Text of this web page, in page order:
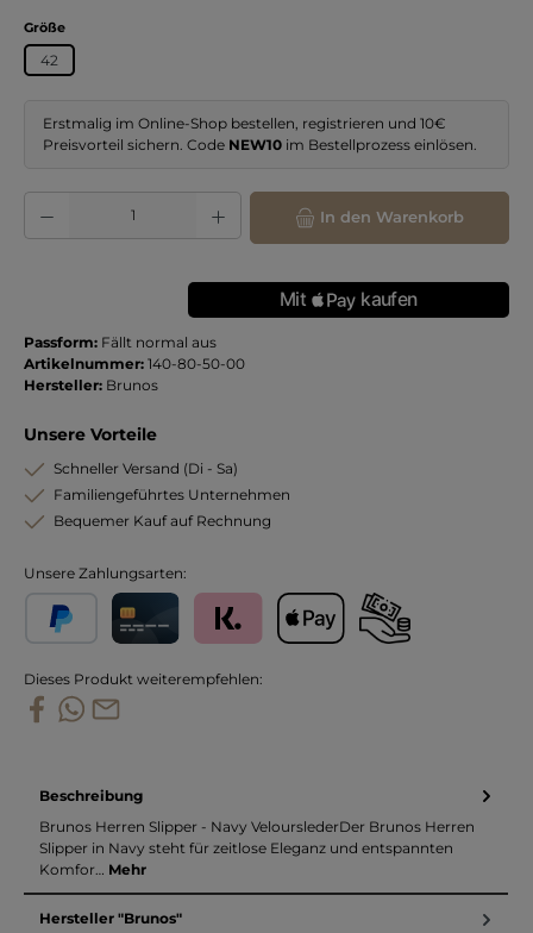
Größeauswählen
42
Erstmalig im Online-Shop bestellen, registrieren und 10€
Preisvorteil sichern. Code NEW10 im Bestellprozess einlösen.
Produkt Anzahl: Gib den gewünschten Wert ein oder benutze die
In den Warenkorb
Passform: Fällt normal aus
Artikelnummer: 140-80-50-00
Hersteller: Brunos
Unsere Vorteile
Schneller Versand (Di - Sa)
Familiengeführtes Unternehmen
Bequemer Kauf auf Rechnung
Unsere Zahlungsarten:
Dieses Produkt weiterempfehlen:
Beschreibung
Brunos Herren Slipper - Navy VelourslederDer Brunos Herren
Slipper in Navy steht für zeitlose Eleganz und entspannten
Komfor… Mehr
Hersteller "Brunos"